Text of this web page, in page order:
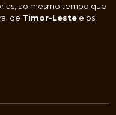
ao mesmo tempo que
de Timor-Leste e os